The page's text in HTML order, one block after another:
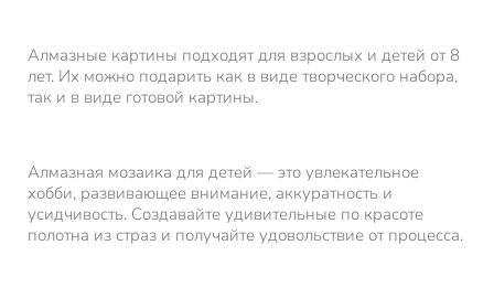
Алмазные картины подходят для взрослых и детей от 8
лет. Их можно подарить как в виде творческого набора,
так и в виде готовой картины.
Алмазная мозаика для детей — это увлекательное
хобби, развивающее внимание, аккуратность и
усидчивость. Создавайте удивительные по красоте
полотна из страз и получайте удовольствие от процесса.